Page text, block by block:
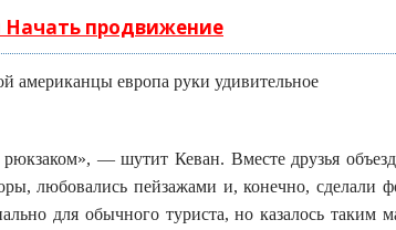
Начать продвижение
— шутит Кеван. Вместе друзья
любовались пейзажами и, конечно, сделали
для обычного туриста, но казалось таким